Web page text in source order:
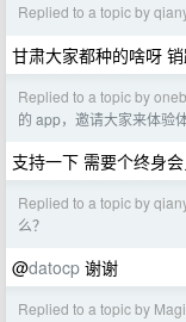
Replied to a topic by
甘肃大家都种的啥呀
Replied to a topic by
的 app，邀请大家来体验
支持一下 需要个终身
Replied to a topic by
么？
@datocp 谢谢
Replied to a topic by